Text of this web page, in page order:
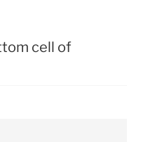
cell of